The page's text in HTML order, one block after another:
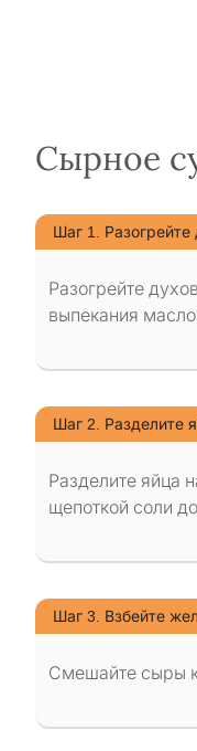
Сырное
Шаг 1.
Разогрейте
выпекания
Шаг 2. Разделите
Разделите яйца
щепоткой соли
Шаг 3. Взбейте
Смешайте сыры